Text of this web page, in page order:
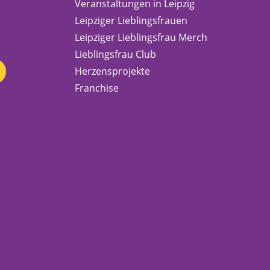
Veranstaltungen in Leipzig
Leipziger Lieblingsfrauen
Leipziger Lieblingsfrau Merch
Lieblingsfrau Club
Herzensprojekte
Franchise